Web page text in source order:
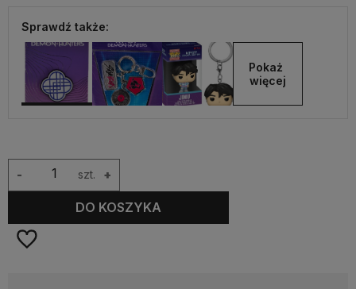
Sprawdź także:
Pokaż
więcej
szt. +
-
DO KOSZYKA